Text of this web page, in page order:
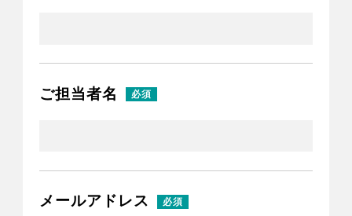
採用情報
News
Contact
お問い合わせ
ご担当者名
メールアドレス